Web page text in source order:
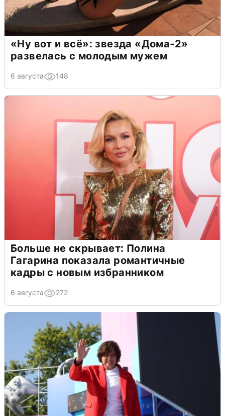
«Ну вот и всё»: звезда «Дома-2»
развелась с молодым мужем
6 августа 148
Больше не скрывает: Полина
Гагарина показала романтичные
кадры с новым избранником
6 августа 272